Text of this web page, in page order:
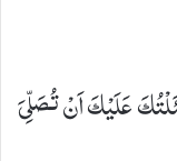
عَلَیْكَ اَنْ تُصَلِّیَ